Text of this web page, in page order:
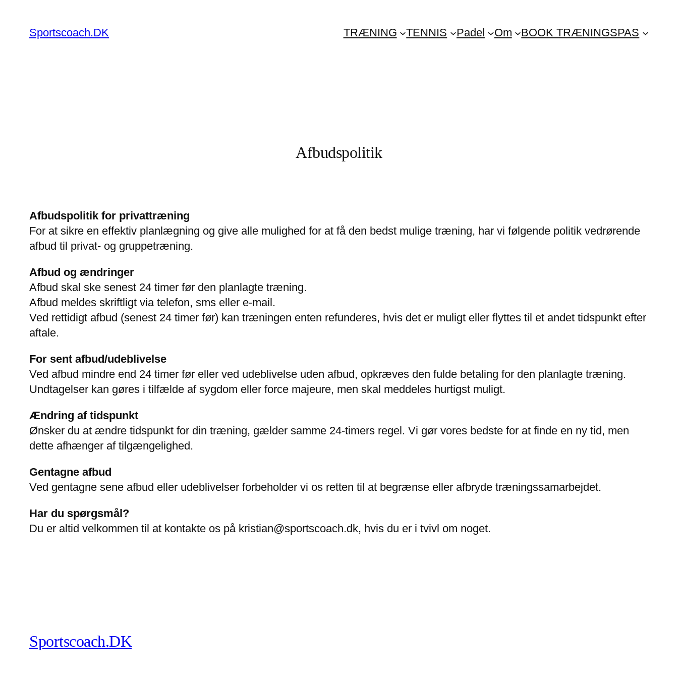
indhold
Sportscoach.DK TRÆNING TENNIS Padel Om BOOK TRÆNINGSPAS
Afbudspolitik
Afbudspolitik for privattræning
For at sikre en effektiv planlægning og give alle mulighed for at få den bedst mulige træning, har vi følgende politik vedrørende
afbud til privat- og gruppetræning.
Afbud og ændringer
Afbud skal ske senest 24 timer før den planlagte træning.
Afbud meldes skriftligt via telefon, sms eller e-mail.
Ved rettidigt afbud (senest 24 timer før) kan træningen enten refunderes, hvis det er muligt eller flyttes til et andet tidspunkt efter
aftale.
For sent afbud/udeblivelse
Ved afbud mindre end 24 timer før eller ved udeblivelse uden afbud, opkræves den fulde betaling for den planlagte træning.
Undtagelser kan gøres i tilfælde af sygdom eller force majeure, men skal meddeles hurtigst muligt.
Ændring af tidspunkt
Ønsker du at ændre tidspunkt for din træning, gælder samme 24-timers regel. Vi gør vores bedste for at finde en ny tid, men
dette afhænger af tilgængelighed.
Gentagne afbud
Ved gentagne sene afbud eller udeblivelser forbeholder vi os retten til at begrænse eller afbryde træningssamarbejdet.
Har du spørgsmål?
Du er altid velkommen til at kontakte os på kristian@sportscoach.dk, hvis du er i tvivl om noget.
Sportscoach.DK